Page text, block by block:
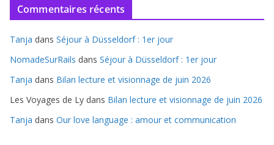
Commentaires récents
Tanja dans Séjour à Düsseldorf : 1er jour
NomadeSurRails dans Séjour à Düsseldorf : 1er jour
Tanja dans Bilan lecture et visionnage de juin 2026
Les Voyages de Ly dans Bilan lecture et visionnage de juin 2026
Tanja dans Our love language : amour et communication